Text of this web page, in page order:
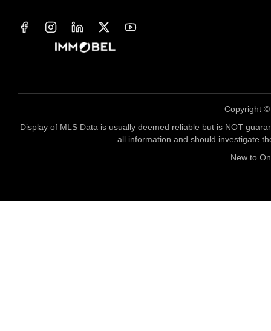
Copyright
Display of MLS Data is usually deemed reliable but is NOT
all information and should investigate
New to